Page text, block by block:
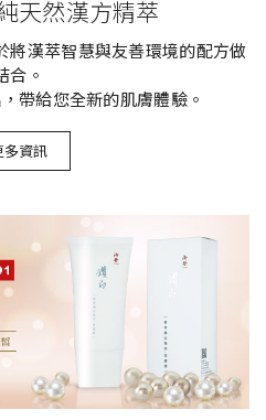
天然漢方精萃
將漢萃智慧與友善環境的配方做
合。
帶給您全新的肌膚體驗。
多資訊